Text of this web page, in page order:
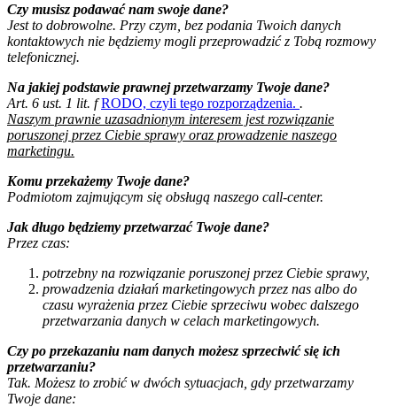
Czy musisz podawać nam swoje dane?
Jest to dobrowolne. Przy czym, bez podania Twoich danych
kontaktowych nie będziemy mogli przeprowadzić z Tobą rozmowy
telefonicznej.
Na jakiej podstawie prawnej przetwarzamy Twoje dane?
Art. 6 ust. 1 lit. fRODO, czyli tego rozporządzenia. .
Naszym prawnie uzasadnionym interesem jest rozwiązanie
poruszonej przez Ciebie sprawy oraz prowadzenie naszego
marketingu.
Komu przekażemy Twoje dane?
Podmiotom zajmującym się obsługą naszego call-center.
Jak długo będziemy przetwarzać Twoje dane?
Przez czas:
potrzebny na rozwiązanie poruszonej przez Ciebie sprawy,
prowadzenia działań marketingowych przez nas albo do
czasu wyrażenia przez Ciebie sprzeciwu wobec dalszego
przetwarzania danych w celach marketingowych.
Czy po przekazaniu nam danych możesz sprzeciwić się ich
przetwarzaniu?
Tak. Możesz to zrobić w dwóch sytuacjach, gdy przetwarzamy
Twoje dane: